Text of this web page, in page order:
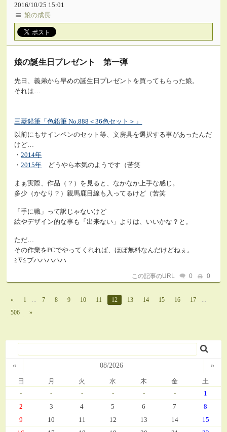
2016/10/25 15:01
娘の成長
娘の誕生日プレゼント 第一弾
先日、義弟から早めの誕生日プレゼントを買ってもらった娘。
それは…
三菱鉛筆「色鉛筆 No.888＜36色セット＞」
以前にもサインペンのセット等、文房具を選択する事があったんだ
けど…
・2014年
・2015年 どうやら本気のようです（苦笑
まぁ実際、作品（？）を見ると、なかなか上手な感じ。
多少（かなり？）親馬鹿目線も入ってるけど（苦笑
「手に職」って訳じゃないけど
絵やデザイン的な事も「出来ない」よりは、いいかな？と。
ただ…
その作業をPCでやってくれれば、ほぼ無料なんだけどねぇ。
≧∇≦ブハハハハハ
この記事のURL 0 0
« 1 ... 7 8 9 10 11 12 13 14 15 16 17
...
506
»
« 08/2026 »
日 月 火 水 木 金 土
- - - - - -
1
2
3 4 5 6 7
8
9
10 11 12 13 14
15